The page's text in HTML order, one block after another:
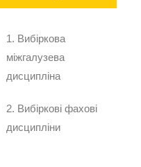
1. Вибіркова
міжгалузева
дисципліна
2. Вибіркові фахові
дисципліни